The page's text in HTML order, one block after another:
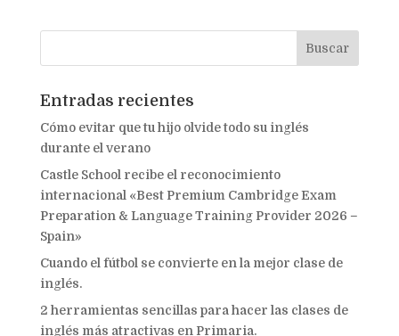
Entradas recientes
Cómo evitar que tu hijo olvide todo su inglés
durante el verano
Castle School recibe el reconocimiento
internacional «Best Premium Cambridge Exam
Preparation & Language Training Provider 2026 –
Spain»
Cuando el fútbol se convierte en la mejor clase de
inglés.
2 herramientas sencillas para hacer las clases de
inglés más atractivas en Primaria.